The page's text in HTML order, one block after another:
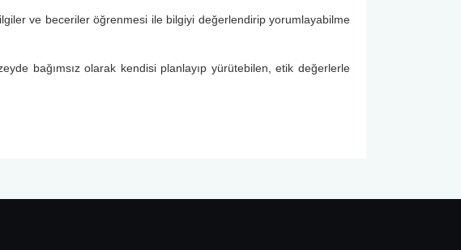
ve beceriler öğrenmesi ile bilgiyi değerlendirip yorumlayabilme
bağımsız olarak kendisi planlayıp yürütebilen, etik değerlerle